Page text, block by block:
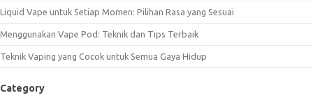
Liquid Vape untuk Setiap Momen: Pilihan Rasa yang Sesuai
Menggunakan Vape Pod: Teknik dan Tips Terbaik
Teknik Vaping yang Cocok untuk Semua Gaya Hidup
Category